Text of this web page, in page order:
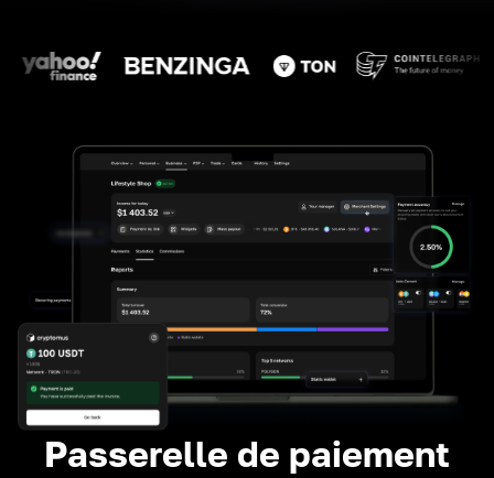
Passerelle de paiement